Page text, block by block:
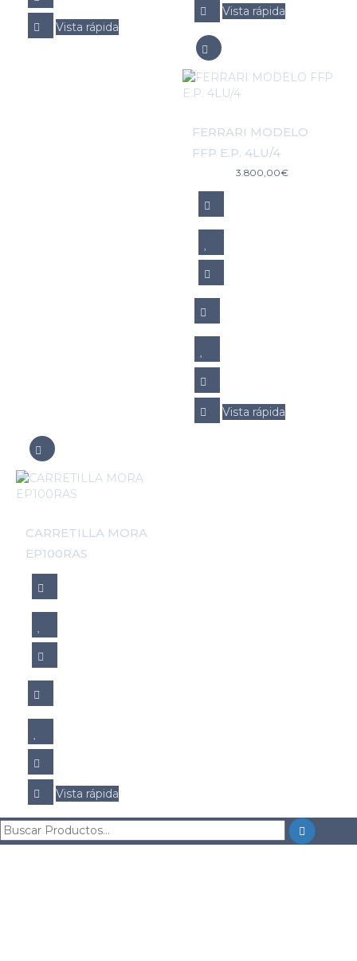
Vista rápida
Vista rápida
FERRARI MODELO
FFP E.P. 4LU/4
3.800,00€
Vista rápida
CARRETILLA MORA
EP100RAS
Vista rápida